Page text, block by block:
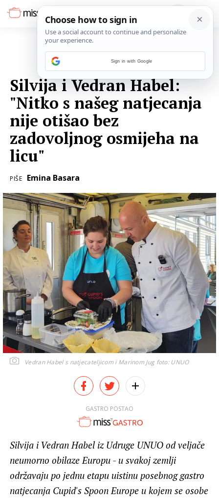
Silvija i Vedran Habel:
"Nitko s našeg natjecanja
nije otišao bez
zadovoljnog osmijeha na
licu"
PIŠE Emina Basara
Vedran Habel s natjecateljicom i Marinom Jug foto: UNUO
GASTRO POSTAO
Silvija i Vedran Habel iz Udruge UNUO od veljače
neumorno obilaze Europu - u svakoj zemlji
održavaju po jednu etapu uistinu posebnog gastro
natjecanja Cupid's Spoon Europe u kojem se osobe
Sign in with Google